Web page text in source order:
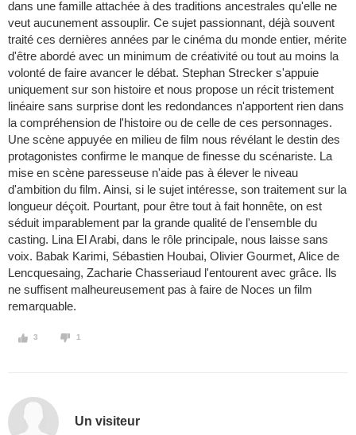
dans une famille attachée à des traditions ancestrales qu'elle ne
veut aucunement assouplir. Ce sujet passionnant, déjà souvent
traité ces dernières années par le cinéma du monde entier, mérite
d'être abordé avec un minimum de créativité ou tout au moins la
volonté de faire avancer le débat. Stephan Strecker s'appuie
uniquement sur son histoire et nous propose un récit tristement
linéaire sans surprise dont les redondances n'apportent rien dans
la compréhension de l'histoire ou de celle de ces personnages.
Une scène appuyée en milieu de film nous révélant le destin des
protagonistes confirme le manque de finesse du scénariste. La
mise en scène paresseuse n'aide pas à élever le niveau
d'ambition du film. Ainsi, si le sujet intéresse, son traitement sur la
longueur déçoit. Pourtant, pour être tout à fait honnête, on est
séduit imparablement par la grande qualité de l'ensemble du
casting. Lina El Arabi, dans le rôle principale, nous laisse sans
voix. Babak Karimi, Sébastien Houbai, Olivier Gourmet, Alice de
Lencquesaing, Zacharie Chasseriaud l'entourent avec grâce. Ils
ne suffisent malheureusement pas à faire de Noces un film
remarquable.
3 1
Un visiteur